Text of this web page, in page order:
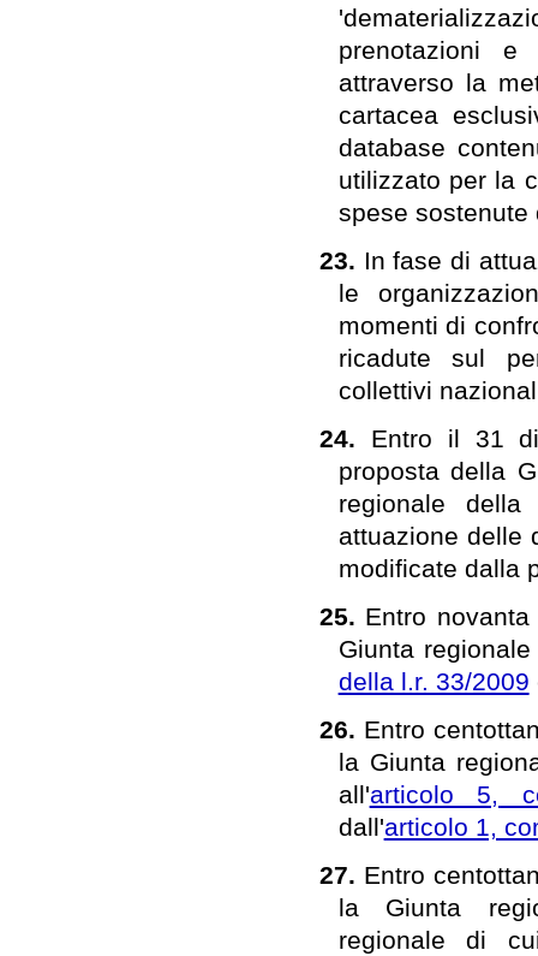
prenotazioni e
attraverso la
cartacea
database
utilizzato per la
spese sostenute
23. In fase di
le
momenti di
ricadute sul
collettivi
24. Entro il 31
proposta della
regionale
attuazione
modificate dalla
25. Entro
Giunta
della l.r. 33/2009
26. Entro
la Giunta
all'articolo 5,
dall'articolo 1,
27. Entro
la Giunta
regionale di